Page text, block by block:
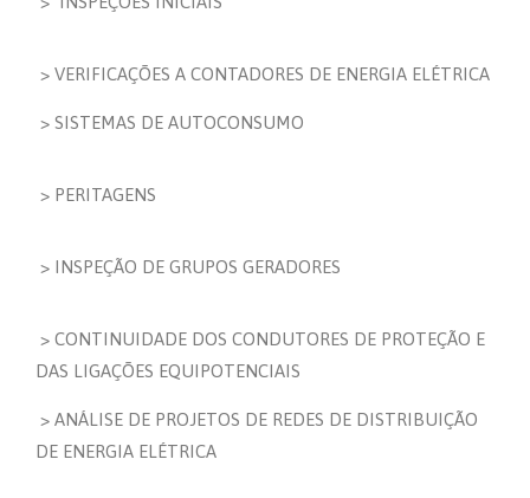
> VERIFICAÇÕES A CONTADORES DE ENERGIA ELÉTRICA
> SISTEMAS DE AUTOCONSUMO
> PERITAGENS
> INSPEÇÃO DE GRUPOS GERADORES
> CONTINUIDADE DOS CONDUTORES DE PROTEÇÃO E
DAS LIGAÇÕES EQUIPOTENCIAIS
> ANÁLISE DE PROJETOS DE REDES DE DISTRIBUIÇÃO
DE ENERGIA ELÉTRICA